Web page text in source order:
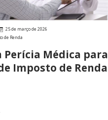
25 de março de 2026
de Renda
Perícia Médica para
Imposto de Renda